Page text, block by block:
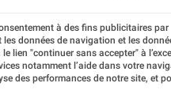
à des fins publicitaires par
données de navigation et les
lien "continuer sans accepter" à
notamment l’aide dans votre
des performances de notre site, et